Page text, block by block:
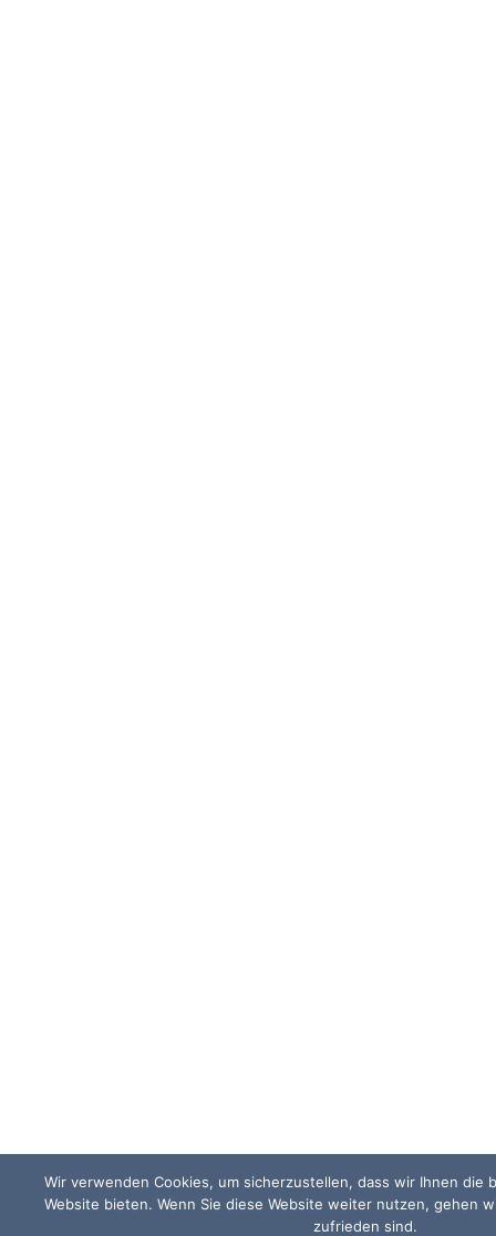
Wir verwenden Cookies, um sicherzustellen, dass wir Ihnen die
Website bieten. Wenn Sie diese Website weiter nutzen, gehen
zufrieden sind.